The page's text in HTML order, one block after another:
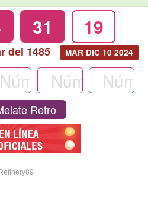
31 19
del 1485 MAR DIC 10 2024
Retro